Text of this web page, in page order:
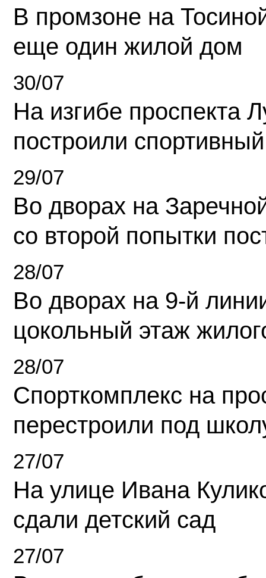
В промзоне на
еще один жилой дом
30/07
На изгибе проспекта
построили
29/07
Во дворах на
со второй попытки
28/07
Во дворах на 9-й
цокольный этаж
28/07
Спорткомплекс на
перестроили под
27/07
На улице Ивана
сдали детский сад
27/07